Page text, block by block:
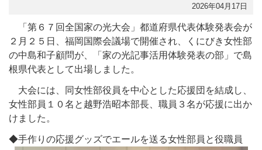
2026年04月17日
「第６７回全国家の光大会」都道府県代表体験発表会が
２月２５日、福岡国際会議場で開催され、くにびき女性部
の中島和子顧問が、「家の光記事活用体験発表の部」で島
根県代表として出場しました。
大会には、同女性部役員を中心とした応援団を結成し、
女性部員１０名と越野浩昭本部長、職員３名が応援に出か
けました。
◆手作りの応援グッズでエールを送る女性部員と役職員